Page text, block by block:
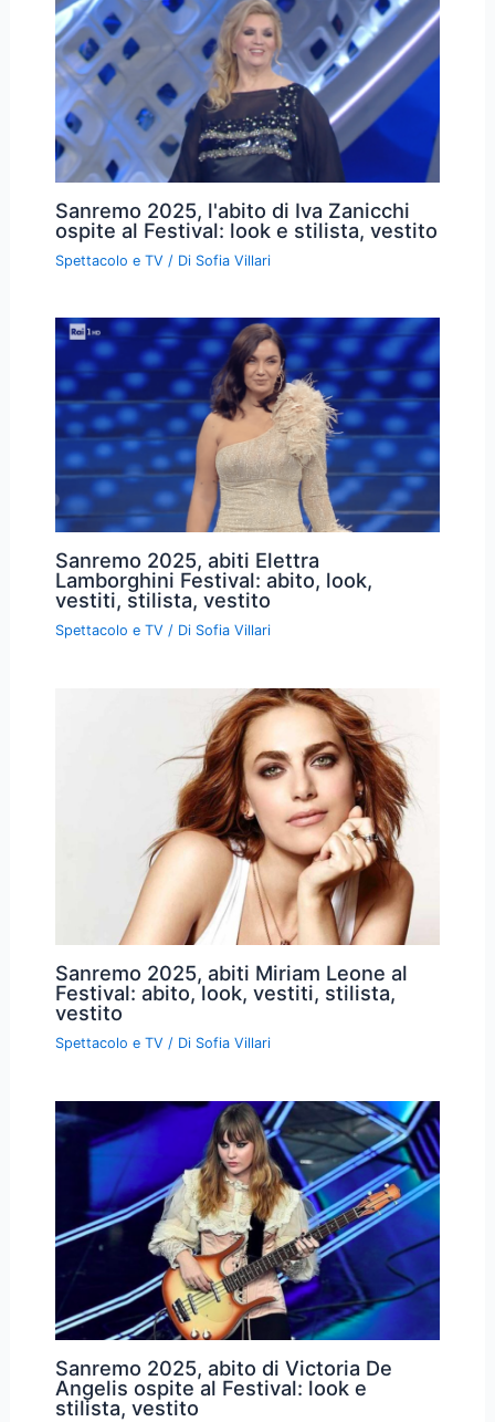
Sanremo 2025, l'abito di Iva Zanicchi
ospite al Festival: look e stilista, vestito
Spettacolo e TV / Di Sofia Villari
Sanremo 2025, abiti Elettra
Lamborghini Festival: abito, look,
vestiti, stilista, vestito
Spettacolo e TV / Di Sofia Villari
Sanremo 2025, abiti Miriam Leone al
Festival: abito, look, vestiti, stilista,
vestito
Spettacolo e TV / Di Sofia Villari
Sanremo 2025, abito di Victoria De
Angelis ospite al Festival: look e
stilista, vestito